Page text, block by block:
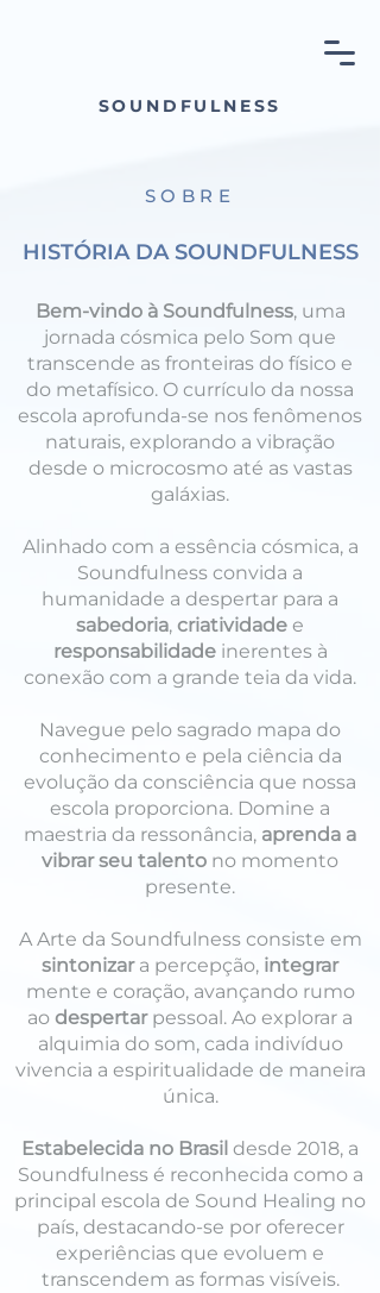
SOUNDFULNESS
SOBRE
HISTÓRIA DA SOUNDFULNESS
Bem-vindo à Soundfulness, uma
jornada cósmica pelo Som que
transcende as fronteiras do físico e
do metafísico. O currículo da nossa
escola aprofunda-se nos fenômenos
naturais, explorando a vibração
desde o microcosmo até as vastas
galáxias.
Alinhado com a essência cósmica, a
Soundfulness convida a
humanidade a despertar para a
sabedoria, criatividade e
responsabilidadeinerentes à
conexão com a grande teia da vida.
Navegue pelo sagrado mapa do
conhecimento e pela ciência da
evolução da consciência que nossa
escola proporciona. Domine a
maestria da ressonância, aprenda a
vibrar seu talento no momento
presente.
A Arte da Soundfulness consiste em
sintonizara percepção, integrar
mente e coração, avançando rumo
ao despertarpessoal. Ao explorar a
alquimia do som, cada indivíduo
vivencia a espiritualidade de maneira
única.
Estabelecida no Brasil desde 2018, a
Soundfulness é reconhecida como a
principal escola de Sound Healing no
país, destacando-se por oferecer
experiências que evoluem e
transcendem as formas visíveis.